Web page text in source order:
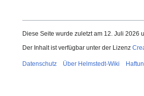
Diese Seite wurde zuletzt am 12. Juli 2026
Der Inhalt ist verfügbar unter der Lizenz
Datenschutz Über Helmstedt-Wiki